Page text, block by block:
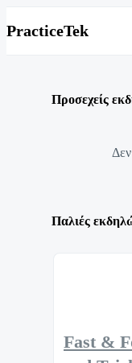
PracticeTek
Προσεχείς
Παλιές
Fast &